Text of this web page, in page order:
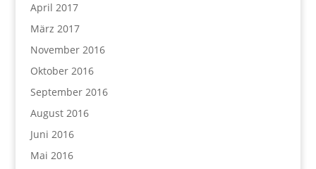
April 2017
März 2017
November 2016
Oktober 2016
September 2016
August 2016
Juni 2016
Mai 2016